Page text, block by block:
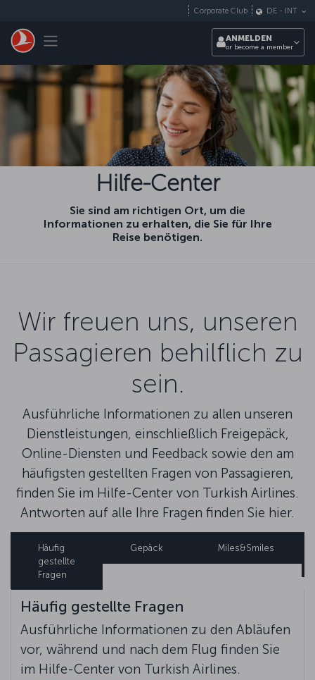
Toggle navigation
Corporate Club DE - INT
ANMELDEN
or become a member
Hilfe-Center
Sie sind am richtigen Ort, um die
Informationen zu erhalten, die Sie für Ihre
Reise benötigen.
Wir freuen uns, unseren
Passagieren behilflich zu
sein.
Ausführliche Informationen zu allen unseren
Dienstleistungen, einschließlich Freigepäck,
Online-Diensten und Feedback sowie den am
häufigsten gestellten Fragen von Passagieren,
finden Sie im Hilfe-Center von Turkish Airlines.
Antworten auf alle Ihre Fragen finden Sie hier.
Häufig
gestellte
Fragen
Gepäck Miles&Smiles
Häufig gestellte Fragen
Ausführliche Informationen zu den Abläufen
vor, während und nach dem Flug finden Sie
im Hilfe-Center von Turkish Airlines.